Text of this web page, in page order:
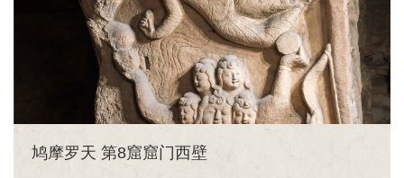
鸠摩罗天 第8窟窟门西壁